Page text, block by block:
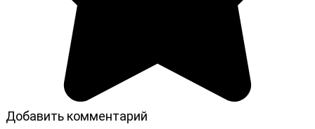
Добавить комментарий